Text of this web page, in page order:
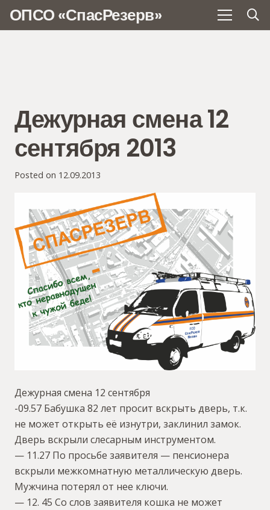
ОПСО «СпасРезерв»
Дежурная смена 12
сентября 2013
Posted on 12.09.2013
Дежурная смена 12 сентября
-09.57 Бабушка 82 лет просит вскрыть дверь, т.к.
не может открыть её изнутри, заклинил замок.
Дверь вскрыли слесарным инструментом.
— 11.27 По просьбе заявителя — пенсионера
вскрыли межкомнатную металлическую дверь.
Мужчина потерял от нее ключи.
— 12. 45 Со слов заявителя кошка не может